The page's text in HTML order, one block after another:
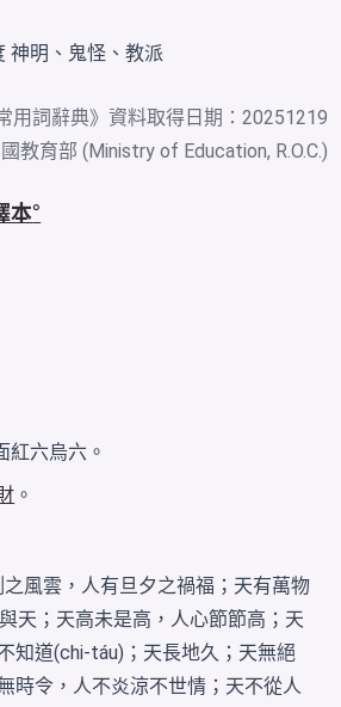
神明、鬼怪、教派
用詞辭典》資料取得日期：20251219
教育部 (Ministry of Education, R.O.C.)
本
紅六烏六。
。
風雲，人有旦夕之禍福；天有萬物
天；天高未是高，人心節節高；天
知道(chi-táu)；天長地久；天無絕
時令，人不炎涼不世情；天不從人